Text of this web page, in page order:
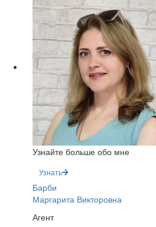
Узнайте больше обо мне
Узнать
Барби
Маргарита Викторовна
Агент